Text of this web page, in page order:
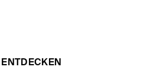
ENTDECKEN